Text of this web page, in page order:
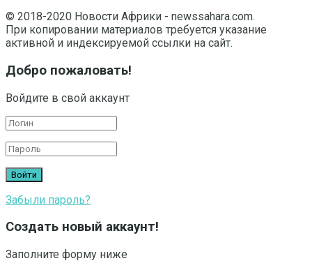
© 2018-2020 Новости Африки - newssahara.com.
При копировании материалов требуется указание
активной и индексируемой ссылки на сайт.
Добро пожаловать!
Войдите в свой аккаунт
Забыли пароль?
Создать новый аккаунт!
Заполните форму ниже